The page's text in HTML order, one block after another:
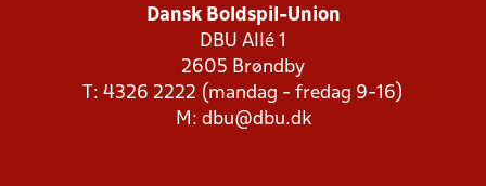
Dansk Boldspil-Union
DBU Allé 1
2605 Brøndby
T: 4326 2222 (mandag - fredag 9-16)
M: dbu@dbu.dk